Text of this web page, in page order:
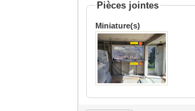
Pièces jointes
Miniature(s)